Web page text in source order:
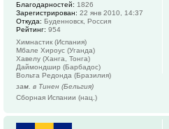
Благодарностей: 1826
Зарегистрирован: 22 янв 2010, 14:37
Откуда: Буденновск, Россия
Рейтинг: 954
Химнастик (Испания)
Мбале Хироус (Уганда)
Хавелу (Ханга, Тонга)
Даймондшир (Барбадос)
Вольта Редонда (Бразилия)
зам. в Тинен (Бельгия)
Сборная Испании (нац.)